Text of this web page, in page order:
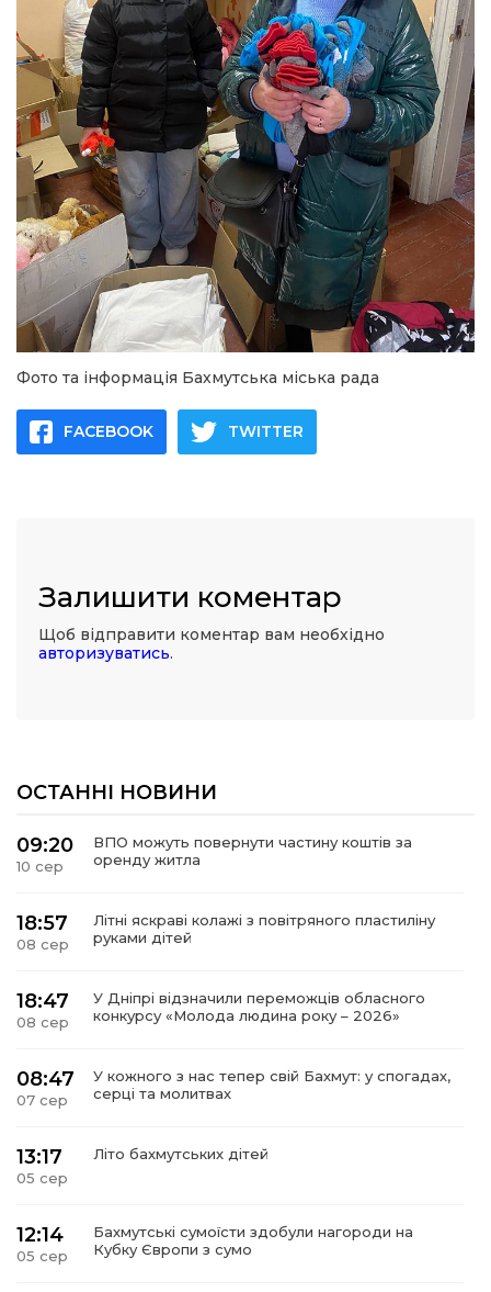
Фото та інформація Бахмутська міська рада
FACEBOOK TWITTER
Залишити коментар
Щоб відправити коментар вам необхідно
авторизуватись.
ОСТАННІ НОВИНИ
09:20
10 сер
ВПО можуть повернути частину коштів за
оренду житла
18:57
08 сер
Літні яскраві колажі з повітряного пластиліну
руками дітей
18:47
08 сер
У Дніпрі відзначили переможців обласного
конкурсу «Молода людина року – 2026»
08:47
07 сер
У кожного з нас тепер свій Бахмут: у спогадах,
серці та молитвах
13:17
05 сер
Літо бахмутських дітей
12:14
05 сер
Бахмутські сумоїсти здобули нагороди на
Кубку Європи з сумо